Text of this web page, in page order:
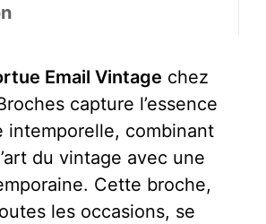
Email Vintage chez
capture l’essence
intemporelle, combinant
du vintage avec une
Cette broche,
les occasions, se